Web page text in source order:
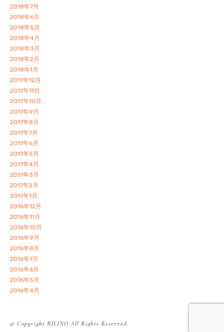
2018年7月
2018年6月
2018年5月
2018年4月
2018年3月
2018年2月
2018年1月
2017年12月
2017年11月
2017年10月
2017年9月
2017年8月
2017年7月
2017年6月
2017年5月
2017年4月
2017年3月
2017年2月
2017年1月
2016年12月
2016年11月
2016年10月
2016年9月
2016年8月
2016年7月
2016年6月
2016年5月
2016年4月
© Copyright BILINO All Rights Reserved.